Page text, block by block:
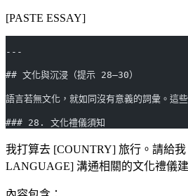
[PASTE ESSAY]
---
## 文化與沉浸（提示 28–30）
語言若無文化，就如同沒有意義的詞彙。這
### 28. 文化禮儀須知
我打算去 [COUNTRY] 旅行。請給
LANGUAGE] 溝通相關的文化禮儀建